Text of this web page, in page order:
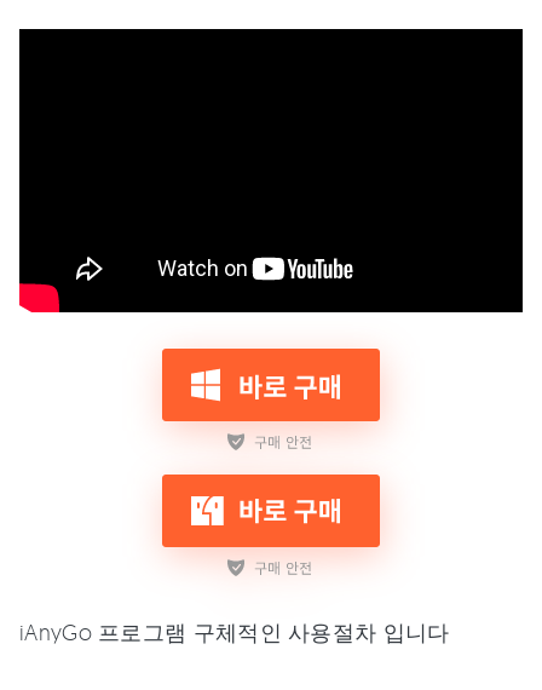
iAnyGo 프로그램 구체적인 사용절차 입니다